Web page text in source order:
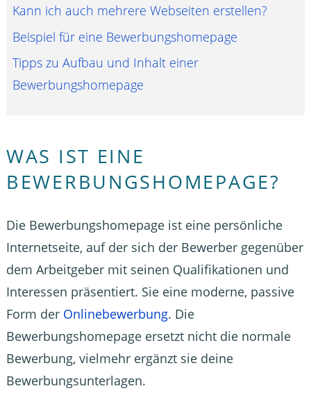
Kann ich auch mehrere Webseiten erstellen?
Beispiel für eine Bewerbungshomepage
Tipps zu Aufbau und Inhalt einer
Bewerbungshomepage
WAS IST EINE
BEWERBUNGSHOMEPAGE?
Die Bewerbungshomepage ist eine persönliche
Internetseite, auf der sich der Bewerber gegenüber
dem Arbeitgeber mit seinen Qualifikationen und
Interessen präsentiert. Sie eine moderne, passive
Form der Onlinebewerbung. Die
Bewerbungshomepage ersetzt nicht die normale
Bewerbung, vielmehr ergänzt sie deine
Bewerbungsunterlagen.